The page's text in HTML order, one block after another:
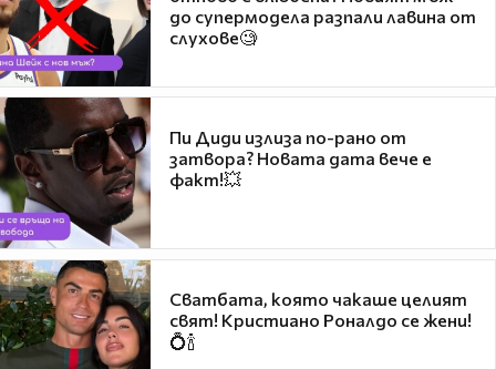
до супермодела разпали лавина от
слухове🧐
Пи Диди излиза по-рано от
затвора? Новата дата вече е
факт!💥
Сватбата, която чакаше целият
свят! Кристиано Роналдо се жени!
💍🍾